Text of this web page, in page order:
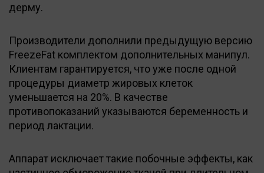
дерму.
Производители дополнили предыдущую версию
FreezeFat комплектом дополнительных манипул.
Клиентам гарантируется, что уже после одной
процедуры диаметр жировых клеток
уменьшается на 20%. В качестве
противопоказаний указываются беременность и
период лактации.
Аппарат исключает такие побочные эффекты, как